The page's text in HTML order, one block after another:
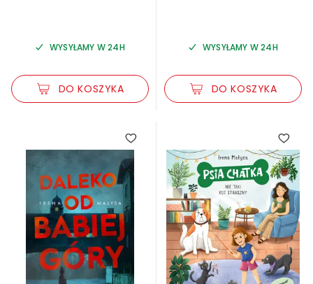
WYSYŁAMY W 24H
DO KOSZYKA
WYSYŁAMY W 24H
DO KOSZYKA